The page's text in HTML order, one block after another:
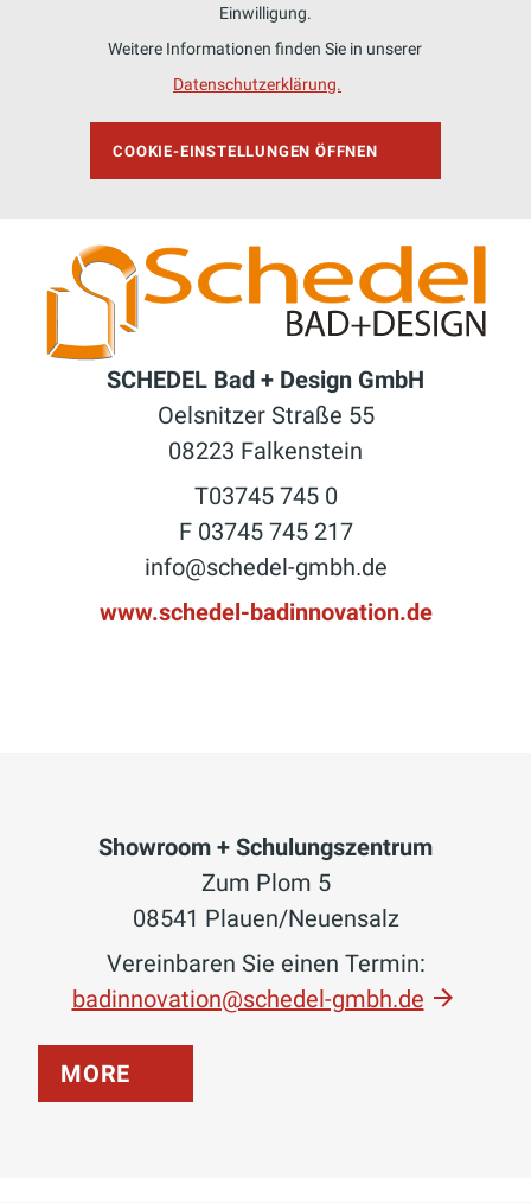
Einwilligung.
Weitere Informationen finden Sie in unserer
Datenschutzerklärung.
COOKIE-EINSTELLUNGEN ÖFFNEN
SCHEDEL Bad + Design GmbH
Oelsnitzer Straße 55
08223 Falkenstein
T03745 745 0
F 03745 745 217
info@schedel-gmbh.de
www.schedel-badinnovation.de
Showroom + Schulungszentrum
Zum Plom 5
08541 Plauen/Neuensalz
Vereinbaren Sie einen Termin:
badinnovation@schedel-gmbh.de
MORE